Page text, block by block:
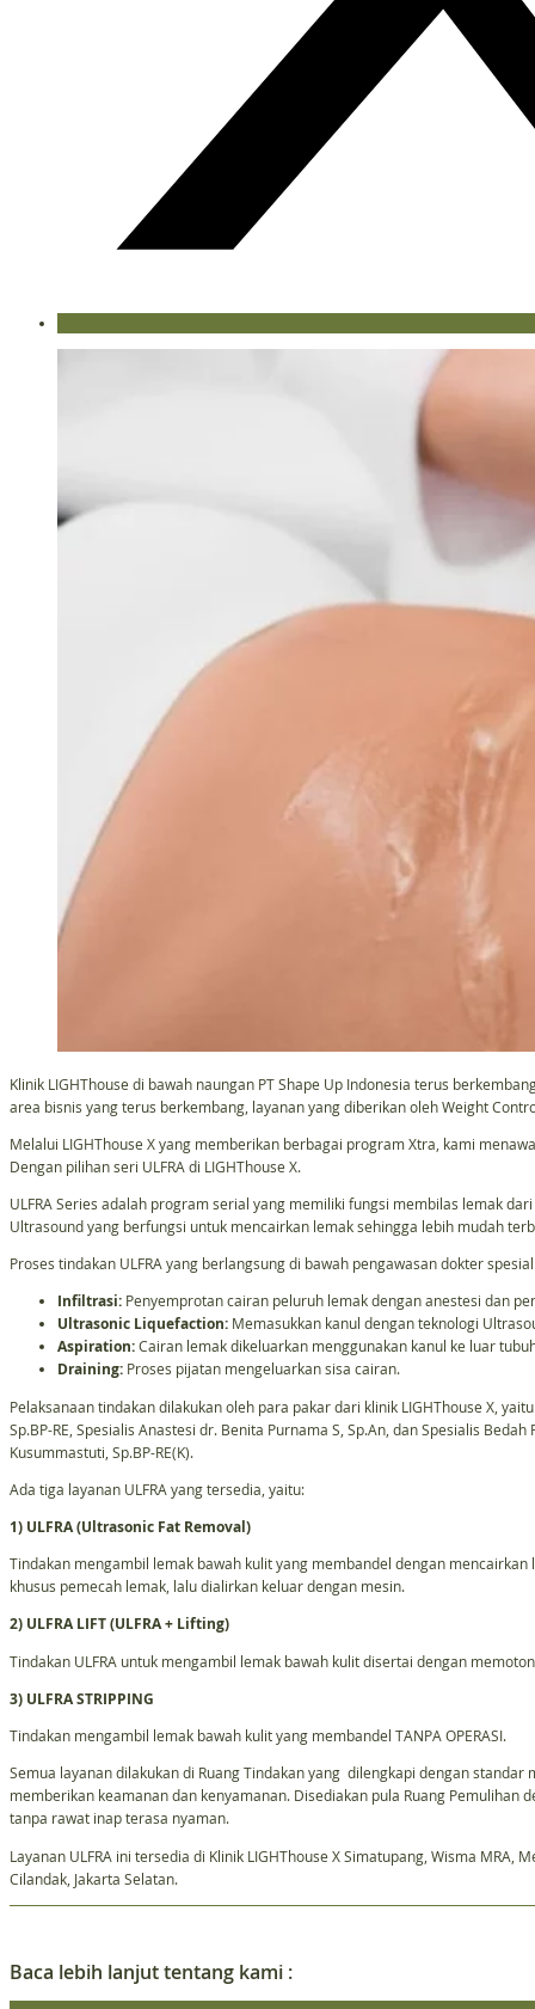
Klinik LIGHThouse di bawah naungan PT Shape Up Indonesia terus
area bisnis yang terus berkembang, layanan yang diberikan oleh Weight
Melalui LIGHThouse X yang memberikan berbagai program Xtra, kami
Dengan pilihan seri ULFRA di LIGHThouse X.
ULFRA Series adalah program serial yang memiliki fungsi membilas lemak
Ultrasound yang berfungsi untuk mencairkan lemak sehingga lebih mudah
Proses tindakan ULFRA yang berlangsung di bawah pengawasan dokter
Infiltrasi: Penyemprotan cairan peluruh lemak dengan anestesi dan
Ultrasonic Liquefaction: Memasukkan kanul dengan teknologi
Aspiration:Cairan lemak dikeluarkan menggunakan kanul ke luar
Draining: Proses pijatan mengeluarkan sisa cairan.
Pelaksanaan tindakan dilakukan oleh para pakar dari klinik LIGHThouse X,
Sp.BP-RE, Spesialis Anastesi dr. Benita Purnama S, Sp.An, dan Spesialis
Kusummastuti, Sp.BP-RE(K).
Ada tiga layanan ULFRA yang tersedia, yaitu:
1) ULFRA (Ultrasonic Fat Removal)
Tindakan mengambil lemak bawah kulit yang membandel dengan
khusus pemecah lemak, lalu dialirkan keluar dengan mesin.
2) ULFRA LIFT (ULFRA + Lifting)
Tindakan ULFRA untuk mengambil lemak bawah kulit disertai dengan
3) ULFRA STRIPPING
Tindakan mengambil lemak bawah kulit yang membandel TANPA OPERASI.
Semua layanan dilakukan di Ruang Tindakan yang dilengkapi dengan
memberikan keamanan dan kenyamanan. Disediakan pula Ruang Pemulihan
tanpa rawat inap terasa nyaman.
Layanan ULFRA ini tersedia di Klinik LIGHThouse X Simatupang, Wisma MRA,
Cilandak, Jakarta Selatan.
Baca lebih lanjut tentang kami :